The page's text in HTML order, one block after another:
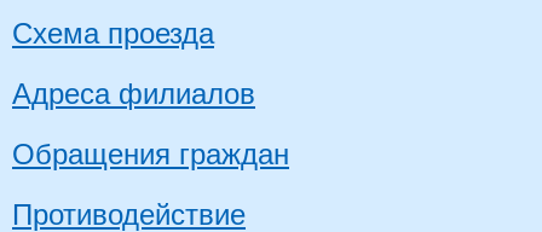
Схема проезда
Адреса филиалов
Обращения граждан
Противодействие